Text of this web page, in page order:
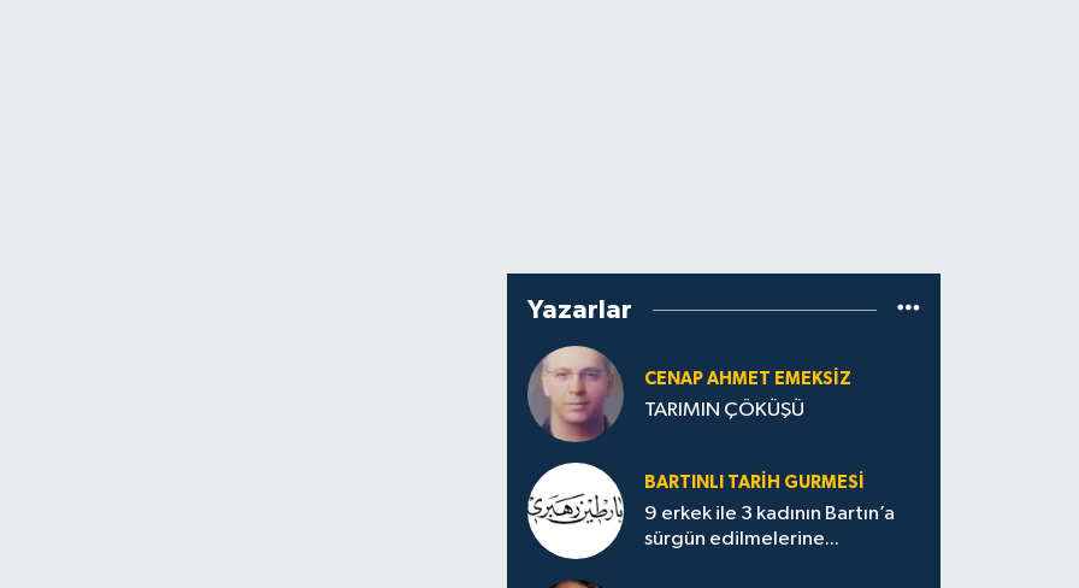
Yazarlar
CENAP AHMET EMEKSİZ
TARIMIN ÇÖKÜŞÜ
BARTINLI TARIH GURMESI
9 erkek ile 3 kadının Bartın’a
sürgün edilmelerine...